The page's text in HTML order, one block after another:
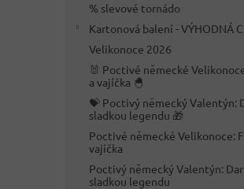
% slevové tornádo
Kartonová balení - VÝHODNÁ
Velikonoce 2026
🐰 Poctivé německé
a vajíčka 🐣
💝 Poctivý německý Valentýn:
sladkou legendu 🎁
Poctivé německé Velikonoce:
vajíčka
Poctivý německý Valentýn:
sladkou legendu